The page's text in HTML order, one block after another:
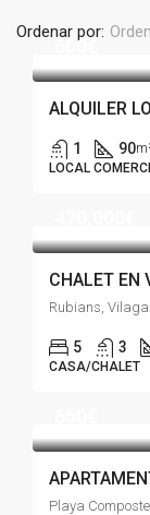
Ordenar por:
600€
ALQUILER
1 90
LOCAL
Rubians,
5 3
CASA/CHALET
Playa